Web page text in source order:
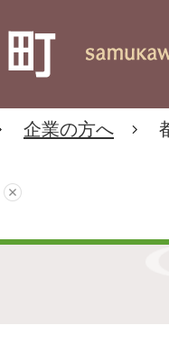
企業の方へ